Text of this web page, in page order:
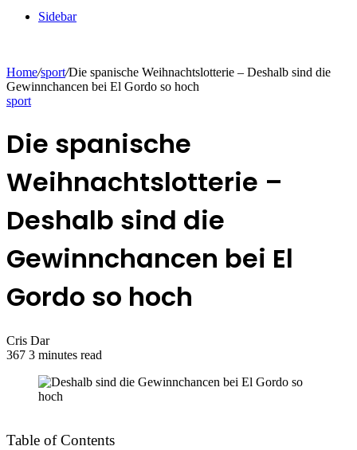
Sidebar
Home/sport/Die spanische Weihnachtslotterie – Deshalb sind die
Gewinnchancen bei El Gordo so hoch
sport
Die spanische
Weihnachtslotterie –
Deshalb sind die
Gewinnchancen bei El
Gordo so hoch
Cris Dar
367 3 minutes read
Table of Contents